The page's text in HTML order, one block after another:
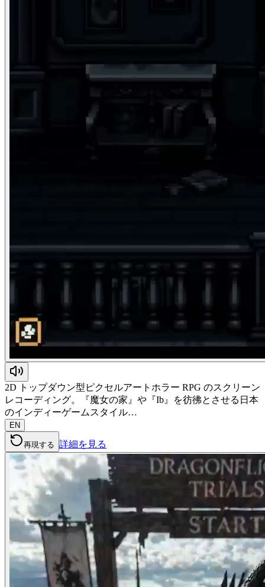
2D トップダウン型ピクセルアートホラー RPG のスクリーン
レコーディング。『魔女の家』や『Ib』を彷彿とさせる日本
のインディーゲームスタイル…
EN
再現する 詳細を見る